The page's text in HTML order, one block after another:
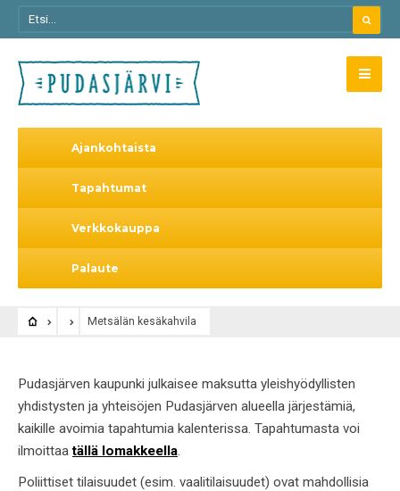
Ajankohtaista
Tapahtumat
Verkkokauppa
Palaute
Metsälän kesäkahvila
Pudasjärven kaupunki julkaisee maksutta yleishyödyllisten
yhdistysten ja yhteisöjen Pudasjärven alueella järjestämiä,
kaikille avoimia tapahtumia kalenterissa. Tapahtumasta voi
ilmoittaatällä lomakkeella.
Poliittiset tilaisuudet (esim. vaalitilaisuudet) ovat mahdollisia